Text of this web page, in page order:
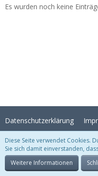
Es wurden noch keine
Datenschutzerklärung
Stil:Crystal
Community-
Diese Seite verwendet Cookies.
Sie sich damit einverstanden,
Weitere Informationen